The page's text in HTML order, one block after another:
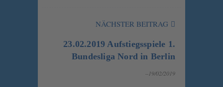
NÄCHSTER BEITRAG
23.02.2019 Aufstiegsspiele 1.
Bundesliga Nord in Berlin
–19/02/2019